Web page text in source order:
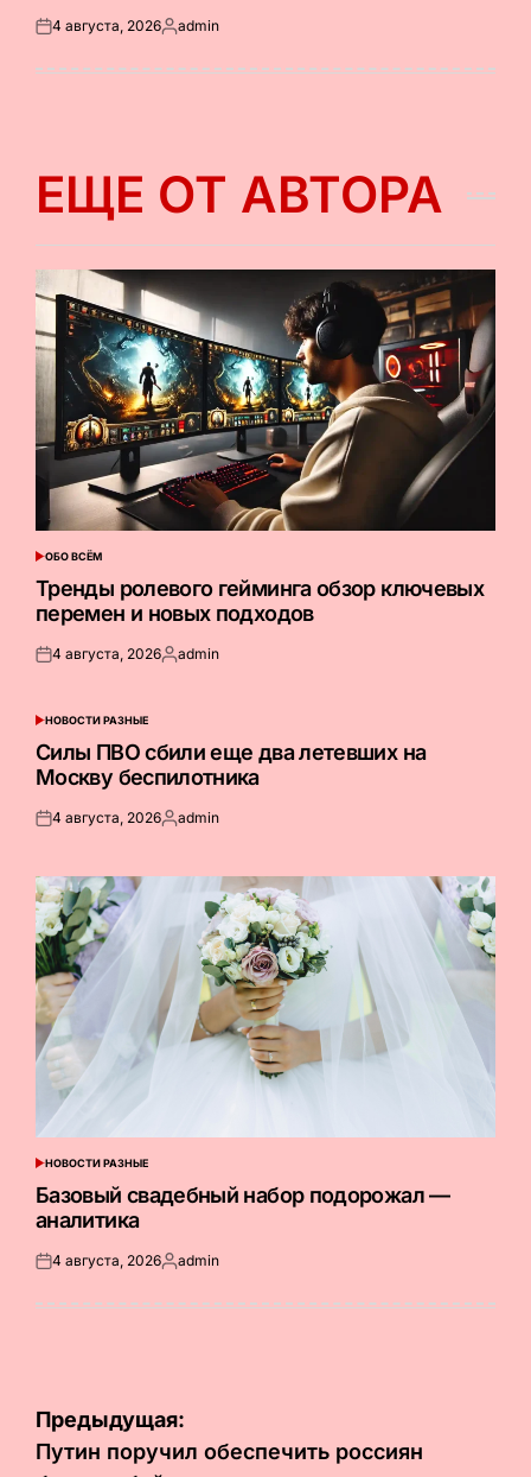
Опубликовано
4 августа, 2026Запись
admin
ЕЩЕ ОТ АВТОРА
ОПУБЛИКОВАНО
В
ОБО ВСЁМ
Тренды ролевого гейминга обзор ключевых
перемен и новых подходов
Опубликовано
4 августа, 2026Запись
admin
ОПУБЛИКОВАНО
НОВОСТИ РАЗНЫЕ
Силы ПВО сбили еще два летевших на
Москву беспилотника
Опубликовано
4 августа, 2026Запись
admin
ОПУБЛИКОВАНО
В
НОВОСТИ РАЗНЫЕ
Базовый свадебный набор подорожал —
аналитика
Опубликовано
4 августа, 2026Запись
admin
Навигация
по
Предыдущая:
Путин поручил обеспечить россиян